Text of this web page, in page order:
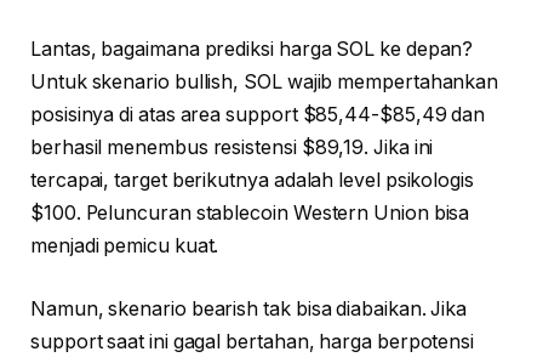
Lantas, bagaimana prediksi harga SOL ke depan?
Untuk skenario bullish, SOL wajib mempertahankan
posisinya di atas area support $85,44-$85,49 dan
berhasil menembus resistensi $89,19. Jika ini
tercapai, target berikutnya adalah level psikologis
$100. Peluncuran stablecoin Western Union bisa
menjadi pemicu kuat.
Namun, skenario bearish tak bisa diabaikan. Jika
support saat ini gagal bertahan, harga berpotensi